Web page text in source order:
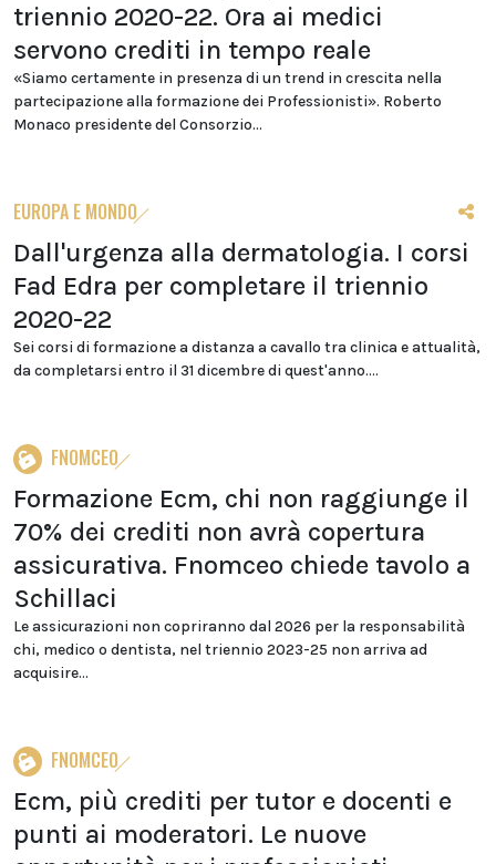
triennio 2020-22. Ora ai medici
servono crediti in tempo reale
«Siamo certamente in presenza di un trend in crescita nella
partecipazione alla formazione dei Professionisti». Roberto
Monaco presidente del Consorzio...
EUROPA E MONDO
Dall'urgenza alla dermatologia. I corsi
Fad Edra per completare il triennio
2020-22
Sei corsi di formazione a distanza a cavallo tra clinica e attualità,
da completarsi entro il 31 dicembre di quest'anno....
FNOMCEO
Formazione Ecm, chi non raggiunge il
70% dei crediti non avrà copertura
assicurativa. Fnomceo chiede tavolo a
Schillaci
Le assicurazioni non copriranno dal 2026 per la responsabilità
chi, medico o dentista, nel triennio 2023-25 non arriva ad
acquisire...
FNOMCEO
Ecm, più crediti per tutor e docenti e
punti ai moderatori. Le nuove